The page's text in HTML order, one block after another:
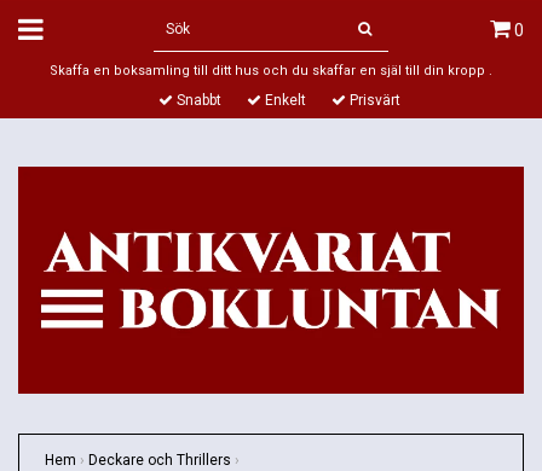
0
Skaffa en boksamling till ditt hus och du skaffar en själ till din kropp .
Snabbt Enkelt Prisvärt
Hem › Deckare och Thrillers ›